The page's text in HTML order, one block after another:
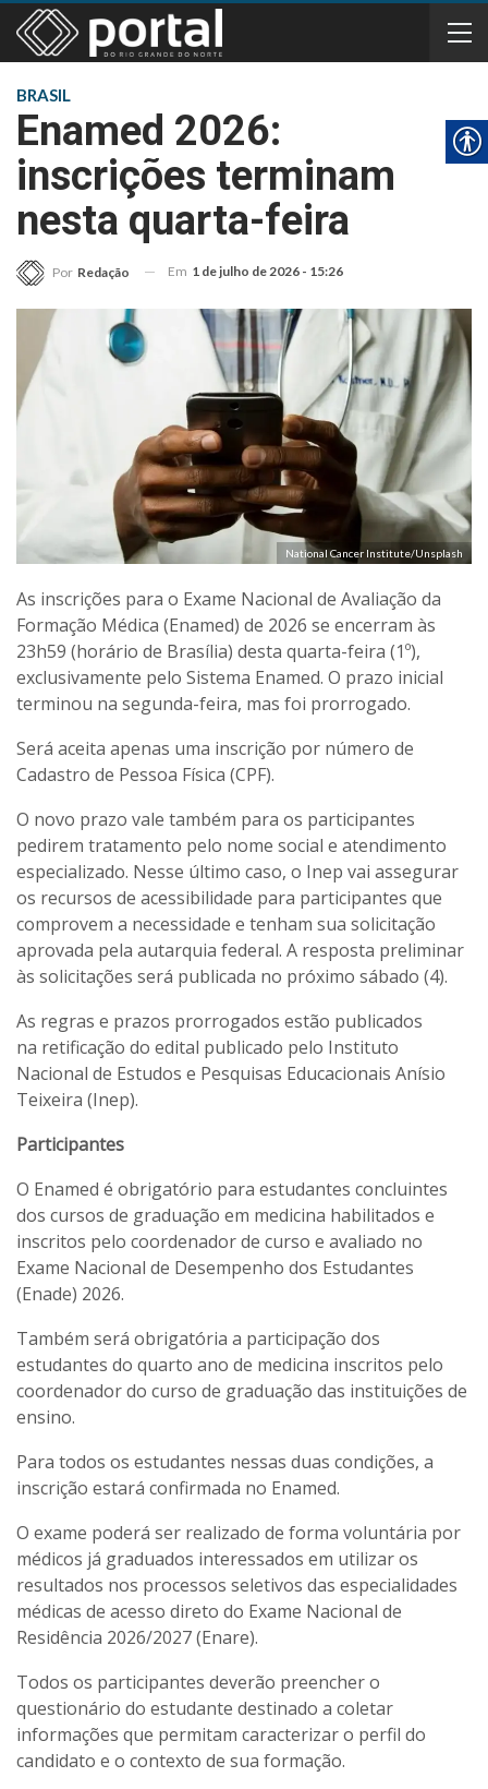
BRASIL
Enamed 2026:
inscrições terminam
nesta quarta-feira
Por Redação Em 1 de julho de 2026 - 15:26
National Cancer Institute/Unsplash
As inscrições para o Exame Nacional de Avaliação da
Formação Médica (Enamed) de 2026 se encerram às
23h59 (horário de Brasília) desta quarta-feira (1º),
exclusivamente pelo Sistema Enamed. O prazo inicial
terminou na segunda-feira, mas foi prorrogado.
Será aceita apenas uma inscrição por número de
Cadastro de Pessoa Física (CPF).
O novo prazo vale também para os participantes
pedirem tratamento pelo nome social e atendimento
especializado. Nesse último caso, o Inep vai assegurar
os recursos de acessibilidade para participantes que
comprovem a necessidade e tenham sua solicitação
aprovada pela autarquia federal. A resposta preliminar
às solicitações será publicada no próximo sábado (4).
As regras e prazos prorrogados estão publicados
na retificação do edital publicado pelo Instituto
Nacional de Estudos e Pesquisas Educacionais Anísio
Teixeira (Inep).
Participantes
O Enamed é obrigatório para estudantes concluintes
dos cursos de graduação em medicina habilitados e
inscritos pelo coordenador de curso e avaliado no
Exame Nacional de Desempenho dos Estudantes
(Enade) 2026.
Também será obrigatória a participação dos
estudantes do quarto ano de medicina inscritos pelo
coordenador do curso de graduação das instituições de
ensino.
Para todos os estudantes nessas duas condições, a
inscrição estará confirmada no Enamed.
O exame poderá ser realizado de forma voluntária por
médicos já graduados interessados em utilizar os
resultados nos processos seletivos das especialidades
médicas de acesso direto do Exame Nacional de
Residência 2026/2027 (Enare).
Todos os participantes deverão preencher o
questionário do estudante destinado a coletar
informações que permitam caracterizar o perfil do
candidato e o contexto de sua formação.